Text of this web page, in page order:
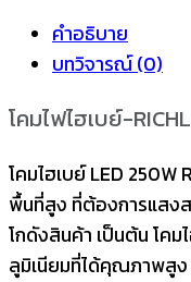
คำอธิบาย
บทวิจารณ์ (0)
โคมไฟไฮเบย์-
โคมไฮเบย์ LED 250W
พื้นที่สูง ที่ต้องการแสงส
โกดังสินค้า เป็นต้น โค
ลูมิเนียมที่ได้คุณภาพสูง